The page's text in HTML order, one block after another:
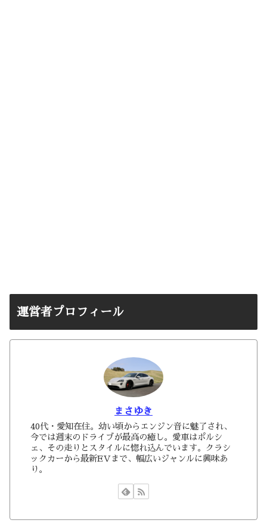
運営者プロフィール
まさゆき
40代・愛知在住。幼い頃からエンジン音に魅了され、
今では週末のドライブが最高の癒し。愛車はポルシ
ェ、その走りとスタイルに惚れ込んでいます。クラシ
ックカーから最新EVまで、幅広いジャンルに興味あ
り。